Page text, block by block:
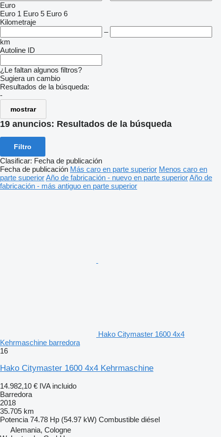
Euro
Euro 1 Euro 5 Euro 6
Kilometraje
–
km
Autoline ID
¿Le faltan algunos filtros?
Sugiera un cambio
Resultados de la búsqueda:
-
mostrar
19 anuncios: Resultados de la búsqueda
Filtro
Clasificar: Fecha de publicación
Fecha de publicación Más caro en parte superior Menos caro en
parte superiorAño de fabricación - nuevo en parte superiorAño de
fabricación - más antiguo en parte superior
Hako Citymaster 1600 4x4
Kehrmaschine barredora
16
Hako Citymaster 1600 4x4 Kehrmaschine
14.982,10 € IVA incluido
Barredora
2018
35.705 km
Potencia 74.78 Hp (54.97 kW) Combustible diésel
Alemania, Cologne